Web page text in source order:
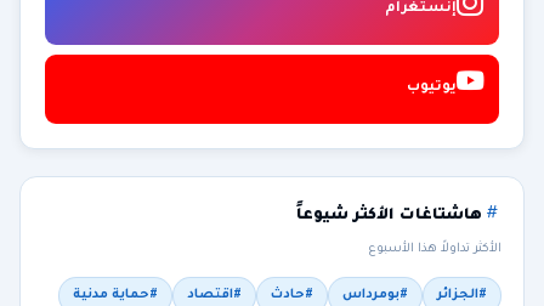
إنستغرام
يوتيوب
هاشتاغات الأكثر شيوعاً
الأكثر تداولاً هذا الأسبوع
#الجزائر #بومرداس #حادث #اقتصاد #حماية مدنية